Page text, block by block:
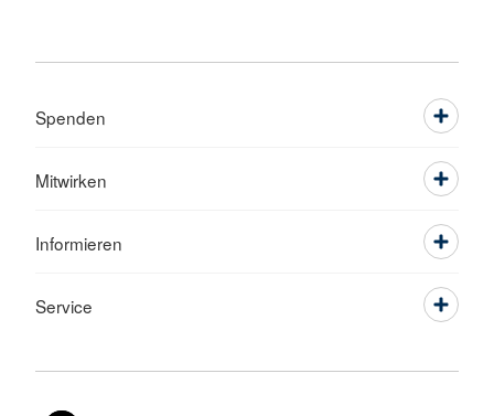
Spenden
Mitwirken
Informieren
Service
Sprache wechseln zu